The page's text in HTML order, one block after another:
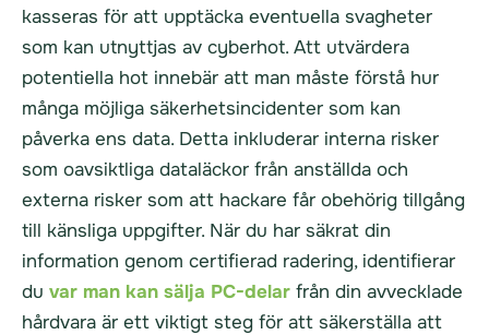
kasseras för att upptäcka eventuella svagheter
som kan utnyttjas av cyberhot. Att utvärdera
potentiella hot innebär att man måste förstå hur
många möjliga säkerhetsincidenter som kan
påverka ens data. Detta inkluderar interna risker
som oavsiktliga dataläckor från anställda och
externa risker som att hackare får obehörig tillgång
till känsliga uppgifter. När du har säkrat din
information genom certifierad radering, identifierar
du var man kan sälja PC-delar från din avvecklade
hårdvara är ett viktigt steg för att säkerställa att